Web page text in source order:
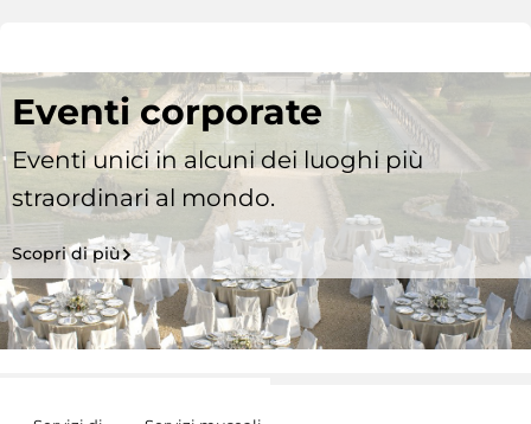
Eventi corporate
Eventi unici in alcuni dei luoghi più
straordinari al mondo.
Scopri di più